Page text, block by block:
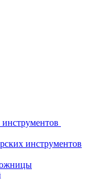
инструментов